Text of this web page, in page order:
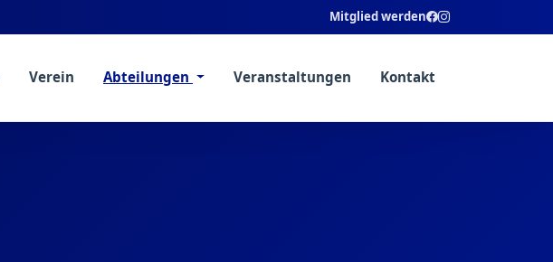
Mitglied werden
Verein Abteilungen Veranstaltungen Kontakt